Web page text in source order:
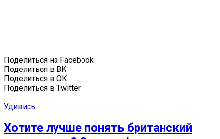
Поделиться на Facebook
Поделиться в ВК
Поделиться в ОК
Поделиться в Twitter
Удивись
Хотите лучше понять британский